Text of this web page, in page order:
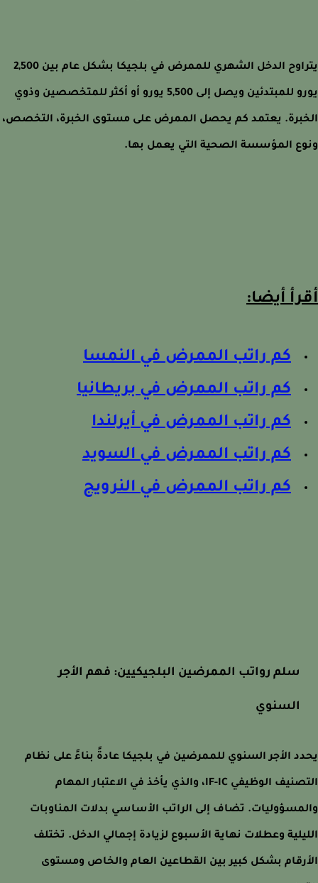
يتراوح الدخل الشهري للممرض في بلجيكا بشكل عام بين 2,500
يورو للمبتدئين ويصل إلى 5,500 يورو أو أكثر للمتخصصين وذوي
يعتمد كم يحصل الممرض على مستوى الخبرة، التخصص،
المؤسسة الصحية التي يعمل بها.
أيضا:
كم راتب الممرض في النمسا
كم راتب الممرض في بريطانيا
كم راتب الممرض في أيرلندا
كم راتب الممرض في السويد
كم راتب الممرض في النرويج
سلم رواتب الممرضين البلجيكيين: فهم الأجر
السنوي
الأجر السنوي للممرضين في بلجيكا عادةً بناءً على نظام
التصنيف الوظيفي IF-IC، والذي يأخذ في الاعتبار المهام
تضاف إلى الراتب الأساسي بدلات المناوبات
وعطلات نهاية الأسبوع لزيادة إجمالي الدخل. تختلف
بشكل كبير بين القطاعين العام والخاص ومستوى